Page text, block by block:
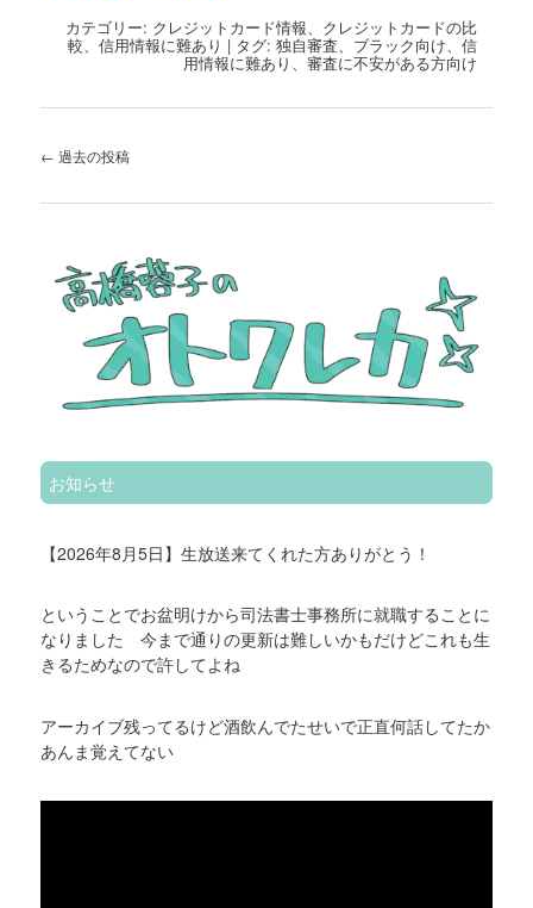
カテゴリー: クレジットカード情報、 クレジットカードの比
較、信用情報に難あり | タグ: 独自審査、 ブラック向け、信
用情報に難あり 、審査に不安がある方向け
投
ゲ
← 過去の投稿
お知らせ
【2026年8月5日】生放送来てくれた方ありがとう！
ということでお盆明けから司法書士事務所に就職することに
なりました 今まで通りの更新は難しいかもだけどこれも生
きるためなので許してよね
アーカイブ残ってるけど酒飲んでたせいで正直何話してたか
あんま覚えてない